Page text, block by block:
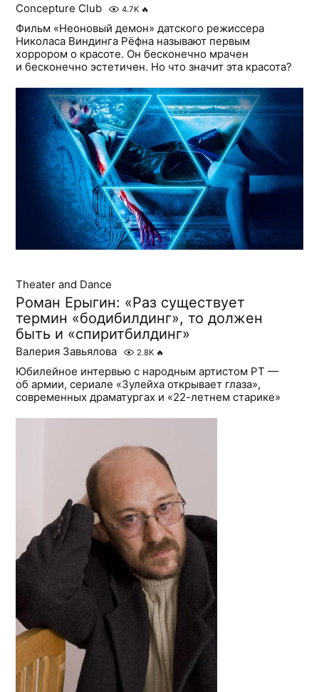
Concepture Club 4.7K 🔥
Фильм «Неоновый демон» датского режиссера
Николаса Виндинга Рёфна называют первым
хоррором о красоте. Он бесконечно мрачен
и бесконечно эстетичен. Но что значит эта красота?
Theater and Dance
Роман Ерыгин: «Раз существует
термин «бодибилдинг», то должен
быть и «спиритбилдинг»
Валерия Завьялова 2.8K 🔥
Юбилейное интервью с народным артистом РТ —
об армии, сериале «Зулейха открывает глаза»,
современных драматургах и «22-летнем старике»